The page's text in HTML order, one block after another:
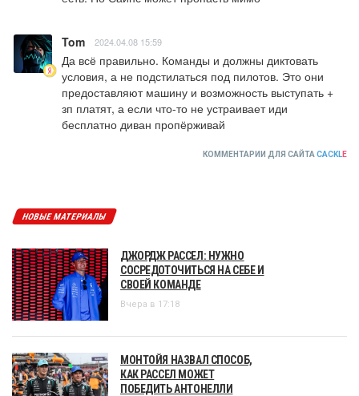
Tom 2024.04.08 15:59
Да всё правильно. Команды и должны диктовать
условия, а не подстилаться под пилотов. Это они
предоставляют машину и возможность выступать +
зп платят, а если что-то не устраивает иди
бесплатно диван пропёрживай
КОММЕНТАРИИ ДЛЯ САЙТА CACKLE
НОВЫЕ МАТЕРИАЛЫ
ДЖОРДЖ РАССЕЛ: НУЖНО
СОСРЕДОТОЧИТЬСЯ НА СЕБЕ И
СВОЕЙ КОМАНДЕ
Вчера в 17:18
МОНТОЙЯ НАЗВАЛ СПОСОБ,
КАК РАССЕЛ МОЖЕТ
ПОБЕДИТЬ АНТОНЕЛЛИ